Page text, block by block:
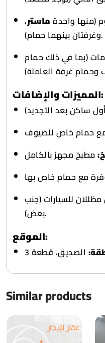
ماستر،
وغرفتان بينهما حمام).
(بما في ذلك حمام
المميزات والإضافات:
للسيارات (جنب
بعض).
الموقع:
Similar products